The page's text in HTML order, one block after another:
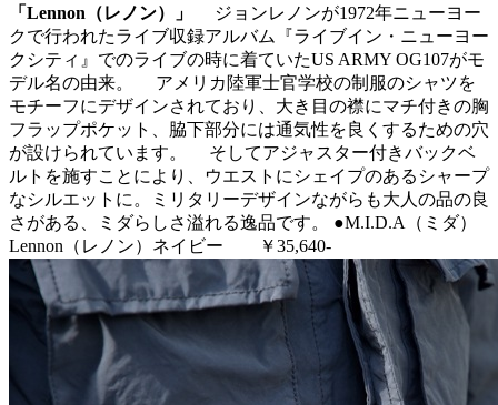
「Lennon（レノン）」
ジョンレノンが1972年ニューヨー
クで行われたライブ収録アルバム『ライブイン・ニューヨー
クシティ』でのライブの時に着ていたUS ARMY OG107がモ
デル名の由来。 アメリカ陸軍士官学校の制服のシャツを
モチーフにデザインされており、大き目の襟にマチ付きの胸
フラップポケット、脇下部分には通気性を良くするための穴
が設けられています。 そしてアジャスター付きバックベ
ルトを施すことにより、ウエストにシェイプのあるシャープ
なシルエットに。ミリタリーデザインながらも大人の品の良
さがある、ミダらしさ溢れる逸品です。 ●M.I.D.A（ミダ）
Lennon（レノン）ネイビー ￥35,640-